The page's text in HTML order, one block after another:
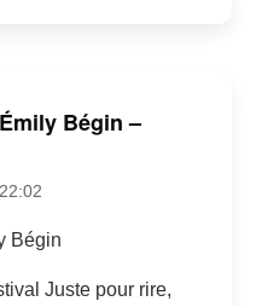
Bégin –
Bégin
Juste pour rire,